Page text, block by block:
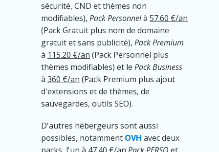
sécurité, CND et thèmes non
modifiables), Pack Personnelà 57.60 €/an
(Pack Gratuit plus nom de domaine
gratuit et sans publicité), Pack Premium
à 115.20 €/an (Pack Personnel plus
thèmes modifiables) et le Pack Business
à 360 €/an (Pack Premium plus ajout
d'extensions et de thèmes, de
sauvegardes, outils SEO).
D'autres hébergeurs sont aussi
possibles, notamment OVH avec deux